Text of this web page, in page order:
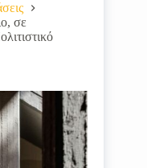
σε